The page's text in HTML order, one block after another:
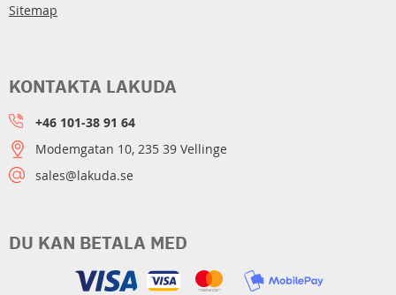
Sitemap
DU KAN BETALA MED
KONTAKTA LAKUDA
+46 101-38 91 64
Modemgatan 10, 235 39 Vellinge
sales@lakuda.se